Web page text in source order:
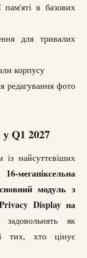
пам'яті в базових
для тривалих
корпусу
редагування фото
Q1 2027
найсуттєвіших
16-мегапіксельна
модуль з
Display на
як
тих, хто цінує